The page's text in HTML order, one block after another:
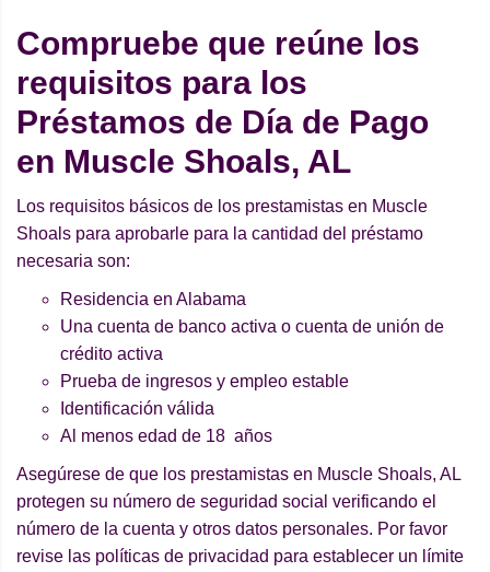
Compruebe que reúne los
requisitos para los
Préstamos de Día de Pago
en Muscle Shoals, AL
Los requisitos básicos de los prestamistas en Muscle
Shoals para aprobarle para la cantidad del préstamo
necesaria son:
Residencia en Alabama
Una cuenta de banco activa o cuenta de unión de
crédito activa
Prueba de ingresos y empleo estable
Identificación válida
Al menos edad de 18 años
Asegúrese de que los prestamistas en Muscle Shoals, AL
protegen su número de seguridad social verificando el
número de la cuenta y otros datos personales. Por favor
revise las políticas de privacidad para establecer un límite